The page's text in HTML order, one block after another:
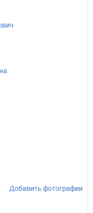
Добавить фотографии